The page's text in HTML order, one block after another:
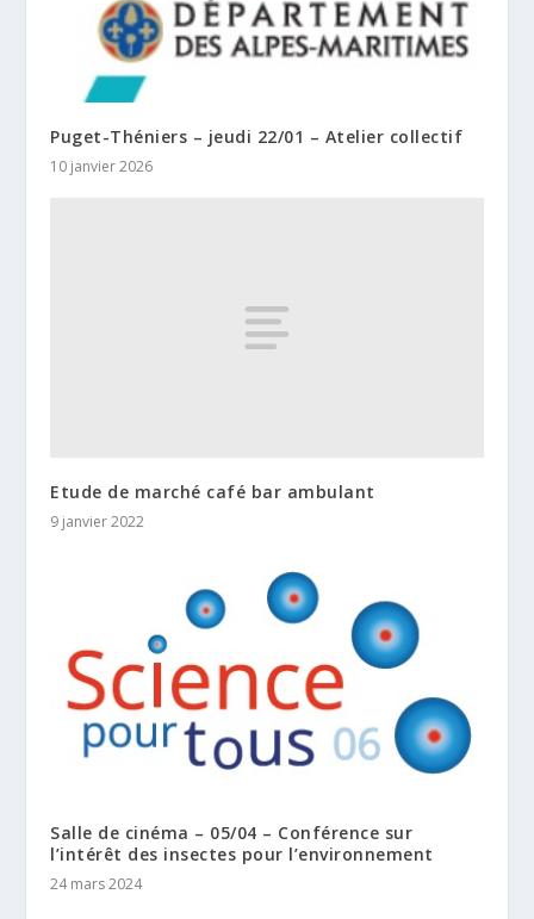
Puget-Théniers – jeudi 22/01 – Atelier collectif
10 janvier 2026
Etude de marché café bar ambulant
9 janvier 2022
Salle de cinéma – 05/04 – Conférence sur
l’intérêt des insectes pour l’environnement
24 mars 2024